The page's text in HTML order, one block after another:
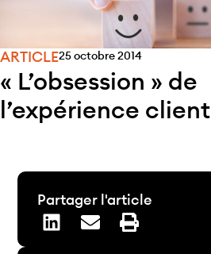
ARTICLE25 octobre 2014
« L’obsession » de
l’expérience client
Partager l'article